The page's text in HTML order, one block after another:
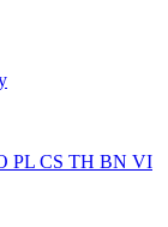
PL CS TH BN VI